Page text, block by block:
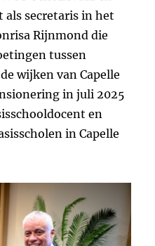
als secretaris in het
Rijnmond die
tussen
wijken van Capelle
in juli 2025
en
in Capelle